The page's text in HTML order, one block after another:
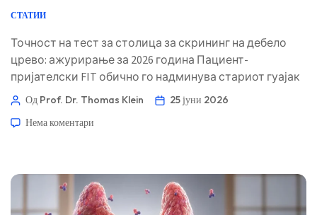
СТАТИИ
Точност на тест за столица за скрининг на дебело
црево: ажурирање за 2026 година Пациент-
пријателски FIT обично го надминува стариот гуајак
FOBT за практично домашно скринирање, бидејќи е
цревата и обично бара само еден примерок.
јуни 2026 […]
Од Prof. Dr. Thomas Klein
25 јуни 2026
Нема коментари